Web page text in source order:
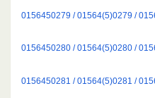
0156450279 / 01564(5)0279 /
0156450280 / 01564(5)0280 /
0156450281 / 01564(5)0281 /